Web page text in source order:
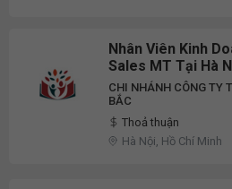
Nhân Viên Kinh
Sales MT Tại Hà
Thứ 7 + Chủ Nhật)
CHI NHÁNH CÔNG TY
BẮC
Thoả thuận
Hà Nội, Hồ Chí Minh